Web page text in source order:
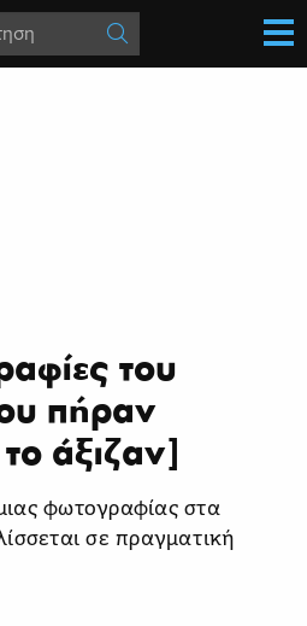
του
πήραν
άξιζαν]
φωτογραφίας στα
σε πραγματική